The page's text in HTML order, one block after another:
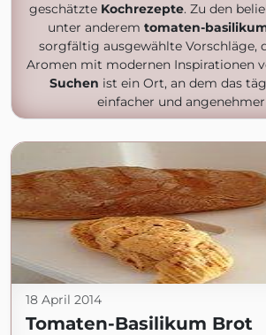
geschätzte Kochrezepte. Zu den
unter anderem tomaten-
sorgfältig ausgewählte Vorschläge,
Aromen mit modernen Inspirationen
Suchen ist ein Ort, an dem das
einfacher und
18 April 2014
Tomaten-Basilikum Brot